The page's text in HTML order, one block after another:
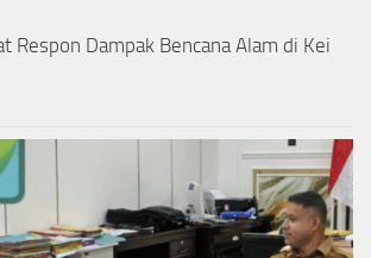
Respon Dampak Bencana Alam di Kei